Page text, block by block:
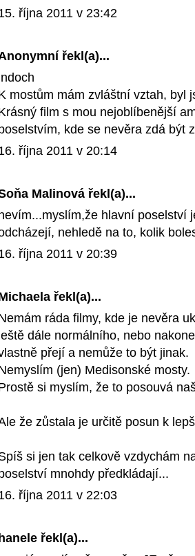
října 2011 v 23:42
řekl(a)...
mostům mám zvláštní vztah, byl
film s mou nejoblíbenější
kde se nevěra zdá být
října 2011 v 20:14
Malinová řekl(a)...
hlavní poselství
nehledě na to, kolik
října 2011 v 20:39
řekl(a)...
ráda filmy, kde je nevěra
dále normálního, nebo
přejí a nemůže to být jinak.
(jen) Medisonské mosty.
si myslím, že to posouvá
že zůstala je určitě posun k
si jen tak celkově vzdychám
mnohdy předkládají...
října 2011 v 22:03
hanele řekl(a)...